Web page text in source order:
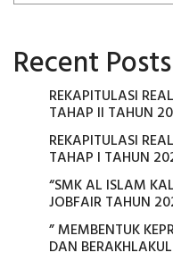
Recent Posts
REKAPITULASI
TAHAP II TAHUN
REKAPITULASI
TAHAP I TAHUN
“SMK AL ISLAM
JOBFAIR TAHUN
” MEMBENTUK
DAN